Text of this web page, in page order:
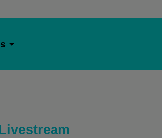
Livestream